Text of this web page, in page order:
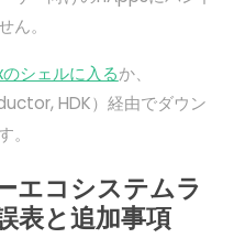
ん。
シェルに入るか、
HDK）経由でダウン
。
エコシステムラ
表と追加事項